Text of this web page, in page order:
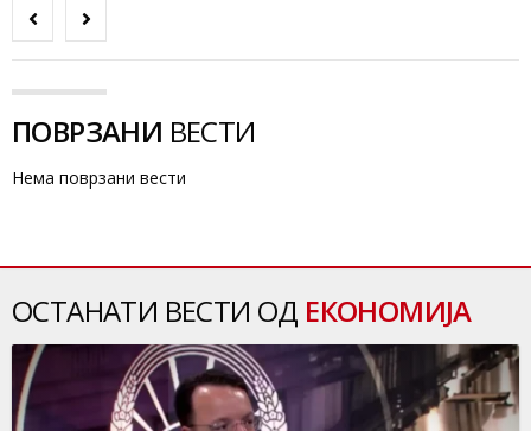
ПОВРЗАНИ ВЕСТИ
Нема поврзани вести
ОСТАНАТИ ВЕСТИ ОД ЕКОНОМИЈА